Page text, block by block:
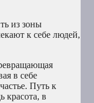
из зоны
к себе людей,
в себе
Путь к
красота, в